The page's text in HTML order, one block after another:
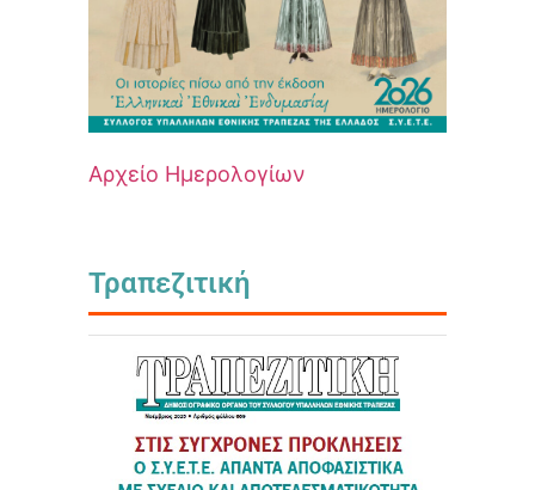
Αρχείο Ημερολογίων
Τραπεζιτική